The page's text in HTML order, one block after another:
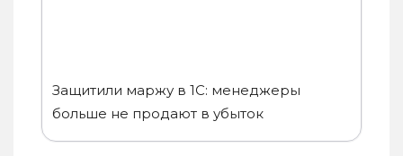
Защитили маржу в 1С: менеджеры
больше не продают в убыток